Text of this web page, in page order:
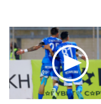
Οικονομία
Real Estate
Επιχειρήσεις
Αγορές